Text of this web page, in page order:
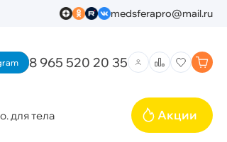
medsferapro@mail.ru
8 965 520 20 35
для тела Акции